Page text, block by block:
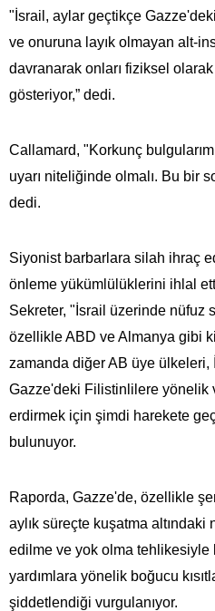
"İsrail, aylar geçtikçe
ve onuruna layık olmayan alt-
davranarak onları fiziksel
gösteriyor,” dedi.
Callamard, "Korkunç
uyarı niteliğinde olmalı. Bu bir
dedi.
Siyonist barbarlara silah ihraç
önleme yükümlülüklerini ihlal
Sekreter, "İsrail üzerinde nüfuz
özellikle ABD ve Almanya gibi
zamanda diğer AB üye
Gazze'deki Filistinlilere yönelik
erdirmek için şimdi harekete
bulunuyor.
Raporda, Gazze'de, özellikle
aylık süreçte kuşatma altındaki
edilme ve yok olma tehlikesiyle
yardımlara yönelik boğucu
şiddetlendiği vurgulanıyor.